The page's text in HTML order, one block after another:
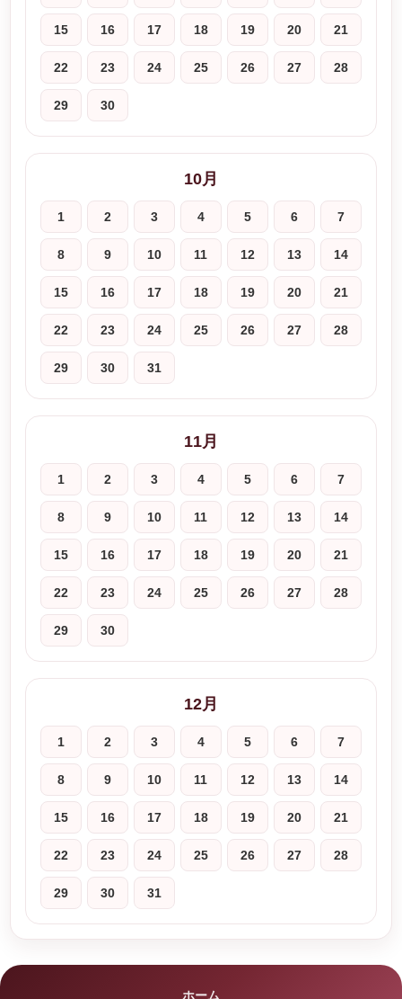
15 16 17 18 19 20 21
22 23 24 25 26 27 28
29 30
10月
1 2 3 4 5 6 7
8 9 10 11 12 13 14
15 16 17 18 19 20 21
22 23 24 25 26 27 28
29 30 31
11月
1 2 3 4 5 6 7
8 9 10 11 12 13 14
15 16 17 18 19 20 21
22 23 24 25 26 27 28
29 30
12月
1 2 3 4 5 6 7
8 9 10 11 12 13 14
15 16 17 18 19 20 21
22 23 24 25 26 27 28
29 30 31
ホーム